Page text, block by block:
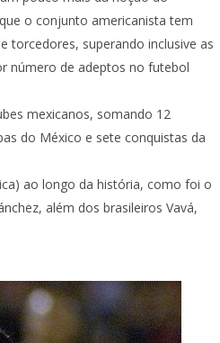
o conjunto americanista tem
torcedores, superando inclusive as
número de adeptos no futebol
mexicanos, somando 12
do México e sete conquistas da
ao longo da história, como foi o
além dos brasileiros Vavá,